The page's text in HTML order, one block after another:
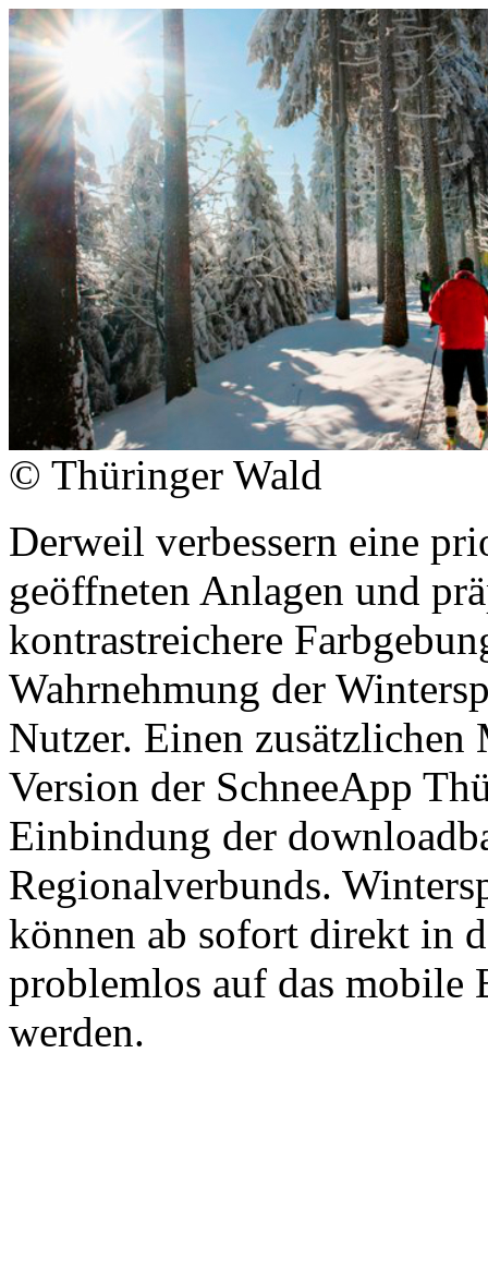
© Thüringer Wald
Derweil verbessern eine
geöffneten Anlagen und
kontrastreichere
Wahrnehmung der
Nutzer. Einen zusätzlichen
Version der SchneeApp
Einbindung der
Regionalverbunds.
können ab sofort direkt in
problemlos auf das mobile
werden.